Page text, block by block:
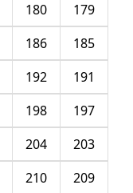
179
180
185
186
191
192
197
198
203
204
209
210